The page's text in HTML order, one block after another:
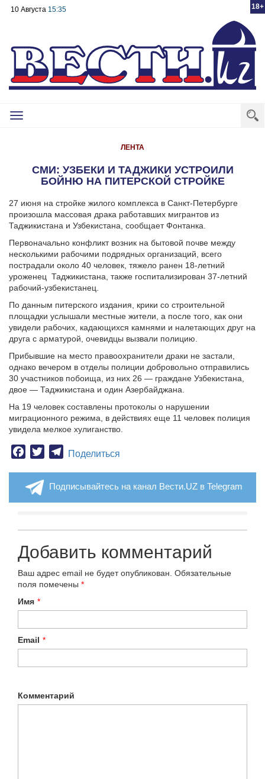
18+
10 Августа 15:35
Toggle
ЛЕНТА
СМИ: УЗБЕКИ И ТАДЖИКИ УСТРОИЛИ
БОЙНЮ НА ПИТЕРСКОЙ СТРОЙКЕ
27 июня на стройке жилого комплекса в Санкт-Петербурге
произошла массовая драка работавших мигрантов из
Таджикистана и Узбекистана, сообщает Фонтанка.
Первоначально конфликт возник на бытовой почве между
несколькими рабочими подрядных организаций, всего
пострадали около 40 человек, тяжело ранен 18-летний
уроженец Таджикистана, также госпитализирован 37-летний
рабочий-узбекистанец.
По данным питерского издания, крики со строительной
площадки услышали местные жители, а после того, как они
увидели рабочих, кадающихся камнями и налетающих друг на
друга с арматурой, очевидцы вызвали полицию.
Прибывшие на место правоохранители драки не застали,
однако вечером в отделы полиции добровольно отправились
30 участников побоища, из них 26 — граждане Узбекистана,
двое — Таджикистана и один Азербайджана.
На 19 человек составлены протоколы о нарушении
миграционного режима, в действиях еще 11 человек полиция
увидела мелкое хулиганство.
Facebook
TwitterTelegram
Поделиться
Подписывайтесь на канал Вести.UZ в Telegram
Добавить комментарий
Ваш адрес email не будет опубликован. Обязательные
поля помечены *
Имя *
Email *
Комментарий